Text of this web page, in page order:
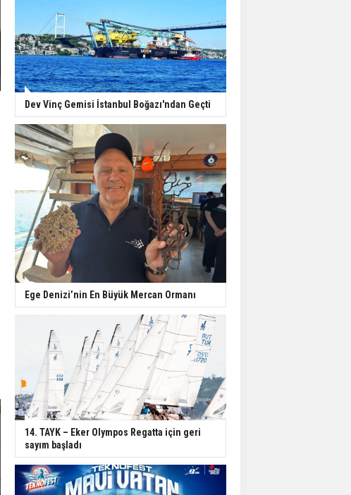
Dev Vinç Gemisi İstanbul Boğazı'ndan Geçti
Ege Denizi’nin En Büyük Mercan Ormanı
14. TAYK – Eker Olympos Regatta için geri
sayım başladı